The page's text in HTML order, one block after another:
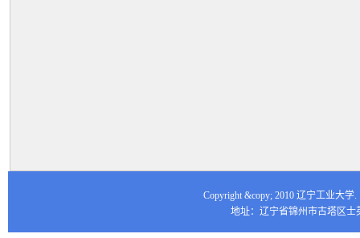
Copyright &copy; 2010 辽宁工业大
地址：辽宁省锦州市古塔区士